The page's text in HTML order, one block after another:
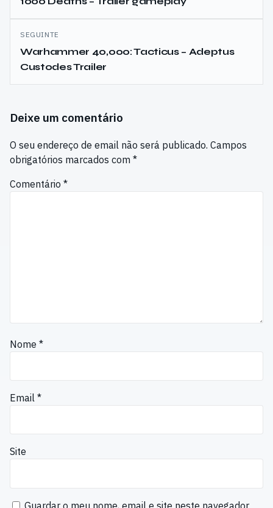
artigos
SEGUINTE
Warhammer 40,000: Tacticus – Adeptus
Custodes Trailer
Deixe um comentário
O seu endereço de email não será publicado. Campos
obrigatórios marcados com *
Comentário *
Nome *
Email *
Site
Guardar o meu nome, email e site neste navegador